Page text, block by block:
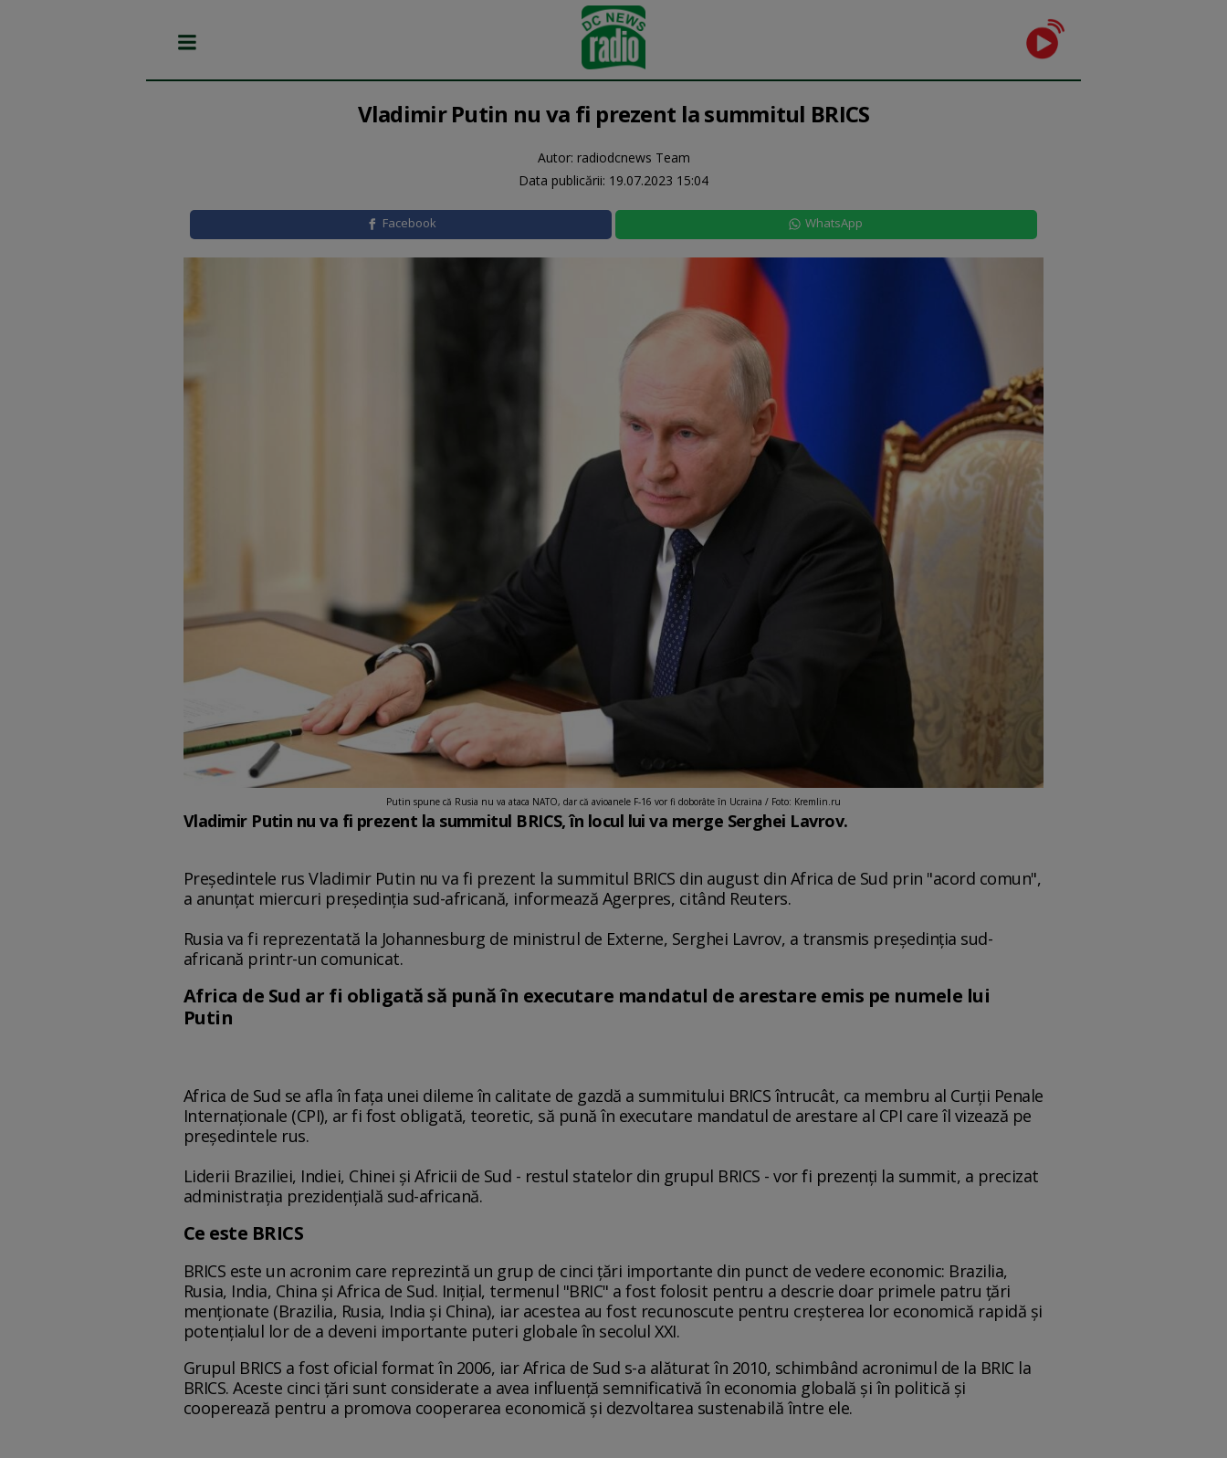
Vladimir Putin nu va fi prezent la summitul BRICS
Autor: radiodcnews Team
Data publicării: 19.07.2023 15:04
Facebook WhatsApp
Putin spune că Rusia nu va ataca NATO, dar că avioanele F-16 vor fi doborâte în Ucraina / Foto: Kremlin.ru
Vladimir Putin nu va fi prezent la summitul BRICS, în locul lui va merge Serghei Lavrov.
Preşedintele rus Vladimir Putin nu va fi prezent la summitul BRICS din august din Africa de Sud prin "acord comun",
a anunţat miercuri preşedinţia sud-africană, informează Agerpres, citând Reuters.
Rusia va fi reprezentată la Johannesburg de ministrul de Externe, Serghei Lavrov, a transmis preşedinţia sud-
africană printr-un comunicat.
Africa de Sud ar fi obligată să pună în executare mandatul de arestare emis pe numele lui
Putin
Africa de Sud se afla în faţa unei dileme în calitate de gazdă a summitului BRICS întrucât, ca membru al Curţii Penale
Internaţionale (CPI), ar fi fost obligată, teoretic, să pună în executare mandatul de arestare al CPI care îl vizează pe
preşedintele rus.
Liderii Braziliei, Indiei, Chinei şi Africii de Sud - restul statelor din grupul BRICS - vor fi prezenţi la summit, a precizat
administraţia prezidenţială sud-africană.
Ce este BRICS
BRICS este un acronim care reprezintă un grup de cinci țări importante din punct de vedere economic: Brazilia,
Rusia, India, China și Africa de Sud. Inițial, termenul "BRIC" a fost folosit pentru a descrie doar primele patru țări
menționate (Brazilia, Rusia, India și China), iar acestea au fost recunoscute pentru creșterea lor economică rapidă și
potențialul lor de a deveni importante puteri globale în secolul XXI.
Grupul BRICS a fost oficial format în 2006, iar Africa de Sud s-a alăturat în 2010, schimbând acronimul de la BRIC la
BRICS. Aceste cinci țări sunt considerate a avea influență semnificativă în economia globală și în politică și
cooperează pentru a promova cooperarea economică și dezvoltarea sustenabilă între ele.